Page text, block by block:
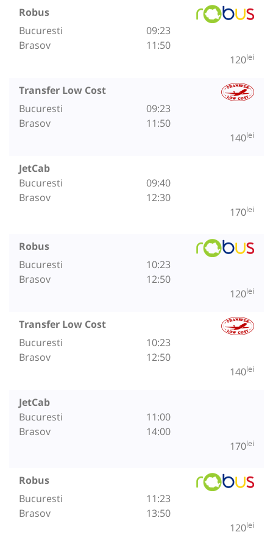
Robus
Bucuresti
Brasov
09:23
11:50
120lei
Transfer Low Cost
Bucuresti
Brasov
09:23
11:50
140lei
JetCab
Bucuresti
Brasov
09:40
12:30
170lei
Robus
Bucuresti
Brasov
10:23
12:50
120lei
Transfer Low Cost
Bucuresti
Brasov
10:23
12:50
140lei
JetCab
Bucuresti
Brasov
11:00
14:00
170lei
Robus
Bucuresti
Brasov
11:23
13:50
120lei